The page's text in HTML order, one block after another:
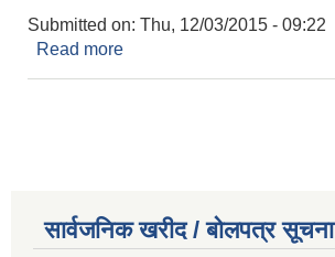
Submitted on: Thu, 12/03/2015 - 09:22
Read more
सार्वजनिक खरीद / बोलपत्र सूचना